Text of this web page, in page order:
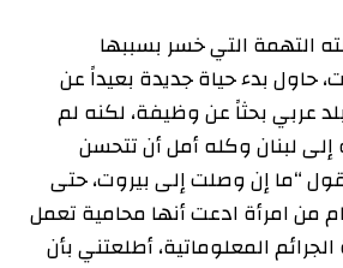
التهمة التي خسر بسببها
حاول بدء حياة جديدة بعيداً عن
عربي بحثاً عن وظيفة، لكنه لم
لبنان وكله أمل أن تتحسن
“ما إن وصلت إلى بيروت، حتى
من امرأة ادعت أنها محامية تعمل
المعلوماتية، أطلعتني بأن